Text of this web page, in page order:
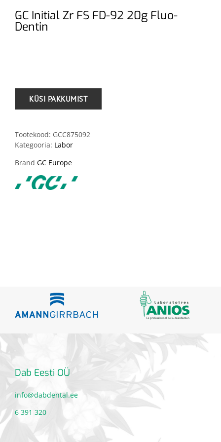
GC Initial Zr FS FD-92 20g Fluo-
Dentin
Tootekood: GCC875092
Kategooria: Labor
Brand GC Europe
Dab Eesti OÜ
info@dabdental.ee
6 391 320